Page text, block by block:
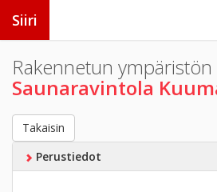
Siiri
Rakennetun
Saunaravintola
Takaisin
Perustiedot